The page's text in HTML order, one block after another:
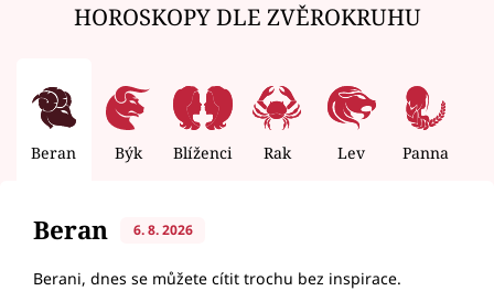
HOROSKOPY DLE ZVĚROKRUHU
Beran Býk Blíženci Rak Lev Panna
Beran 6. 8. 2026
Berani, dnes se můžete cítit trochu bez inspirace.